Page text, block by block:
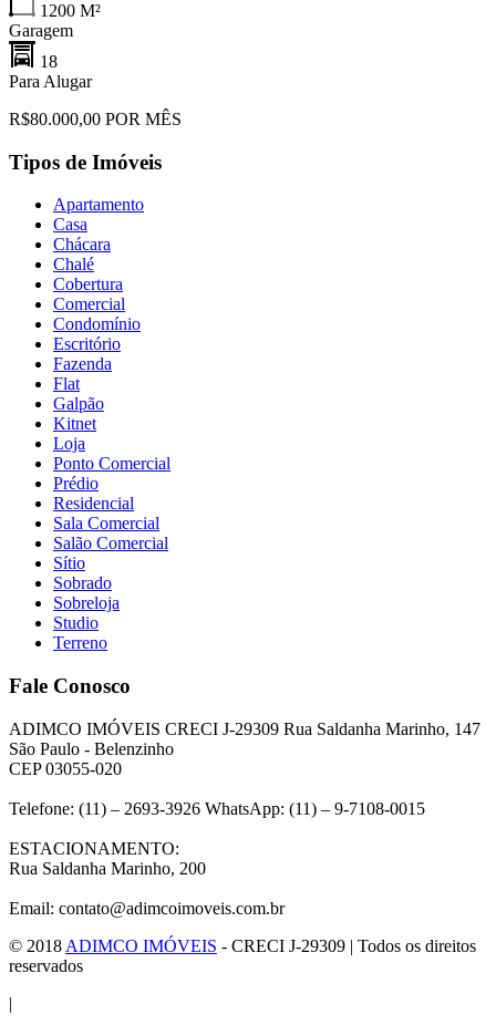
1200 M²
Garagem
18
Para Alugar
R$80.000,00 POR MÊS
Tipos de Imóveis
Apartamento
Casa
Chácara
Chalé
Cobertura
Comercial
Condomínio
Escritório
Fazenda
Flat
Galpão
Kitnet
Loja
Ponto Comercial
Prédio
Residencial
Sala Comercial
Salão Comercial
Sítio
Sobrado
Sobreloja
Studio
Terreno
Fale Conosco
ADIMCO IMÓVEIS CRECI J-29309 Rua Saldanha Marinho, 147
São Paulo - Belenzinho
CEP 03055-020
Telefone: (11) – 2693-3926 WhatsApp: (11) – 9-7108-0015
ESTACIONAMENTO:
Rua Saldanha Marinho, 200
Email: contato@adimcoimoveis.com.br
© 2018 ADIMCO IMÓVEIS - CRECI J-29309 | Todos os direitos
reservados
|